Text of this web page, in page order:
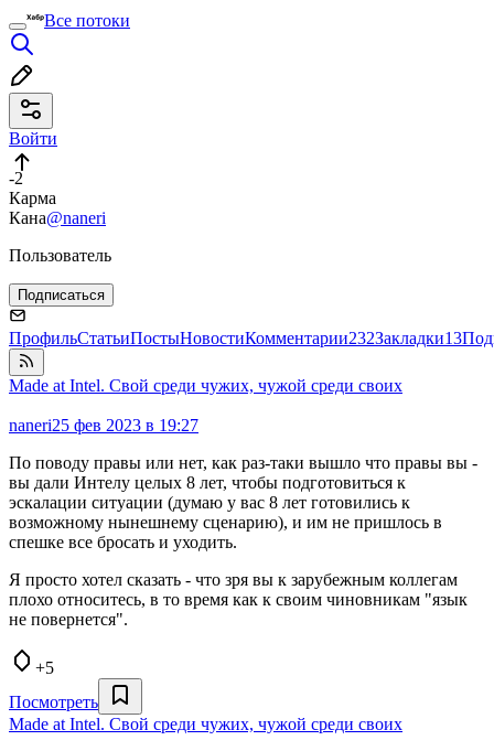
Все потоки
Войти
-2
Карма
Кана@naneri
Пользователь
Подписаться
ПрофильСтатьиПостыНовостиКомментарии232Закладки13
Made at Intel. Свой среди чужих, чужой среди своих
naneri25 фев 2023 в 19:27
По поводу правы или нет, как раз-таки вышло что правы вы -
вы дали Интелу целых 8 лет, чтобы подготовиться к
эскалации ситуации (думаю у вас 8 лет готовились к
возможному нынешнему сценарию), и им не пришлось в
спешке все бросать и уходить.
Я просто хотел сказать - что зря вы к зарубежным коллегам
плохо относитесь, в то время как к своим чиновникам "язык
не повернется".
+5
Посмотреть
Made at Intel. Свой среди чужих, чужой среди своих